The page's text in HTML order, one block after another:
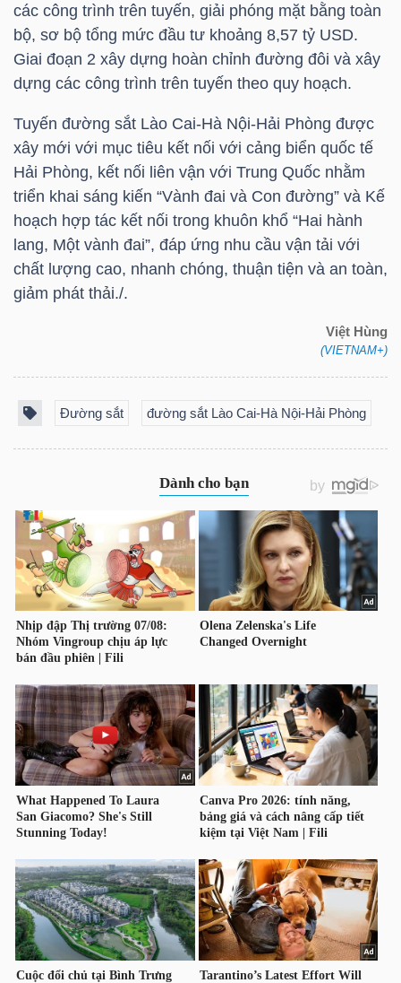
các công trình trên tuyến, giải phóng mặt bằng toàn
bộ, sơ bộ tổng mức đầu tư khoảng 8,57 tỷ USD.
Giai đoạn 2 xây dựng hoàn chỉnh đường đôi và xây
dựng các công trình trên tuyến theo quy hoạch.
Tuyến đường sắt Lào Cai-Hà Nội-Hải Phòng được
xây mới với mục tiêu kết nối với cảng biển quốc tế
Hải Phòng, kết nối liên vận với Trung Quốc nhằm
triển khai sáng kiến “Vành đai và Con đường” và Kế
hoạch hợp tác kết nối trong khuôn khổ “Hai hành
lang, Một vành đai”, đáp ứng nhu cầu vận tải với
chất lượng cao, nhanh chóng, thuận tiện và an toàn,
giảm phát thải./.
Việt Hùng
(VIETNAM+)
Đường sắt đường sắt Lào Cai-Hà Nội-Hải Phòng
ĐẦU
TƯ
TRUY
XUẤT
DỮ
LIỆU
Ngành
(-)
NGUYÊN
VẬT
LIỆU
CÔNG
NGHIỆP
TIÊU
DÙNG
KHÔNG
THIẾT